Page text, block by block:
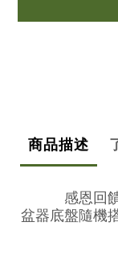
商品描述
感恩回
盆器底盤隨機